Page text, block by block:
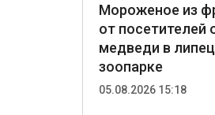
Мороженое из
от посетителей
медведи в
зоопарке
05.08.2026 15:18